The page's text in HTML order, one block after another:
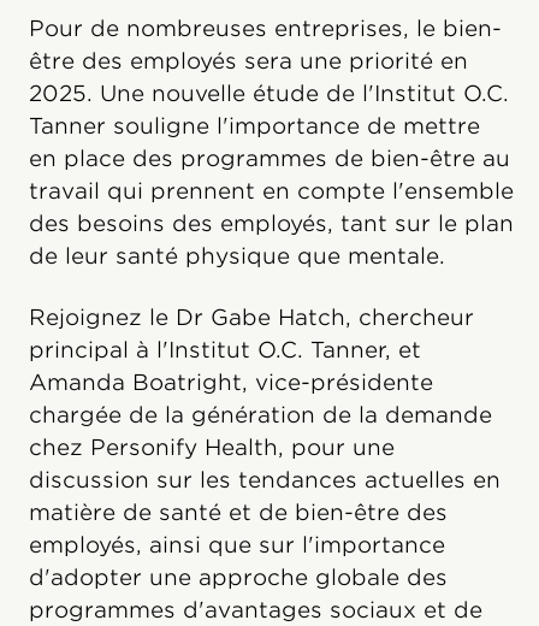
Pour de nombreuses entreprises, le bien-
être des employés sera une priorité en
2025. Une nouvelle étude de l'Institut O.C.
Tanner souligne l'importance de mettre
en place des programmes de bien-être au
travail qui prennent en compte l'ensemble
des besoins des employés, tant sur le plan
de leur santé physique que mentale.
Rejoignez le Dr Gabe Hatch, chercheur
principal à l'Institut O.C. Tanner, et
Amanda Boatright, vice-présidente
chargée de la génération de la demande
chez Personify Health, pour une
discussion sur les tendances actuelles en
matière de santé et de bien-être des
employés, ainsi que sur l'importance
d'adopter une approche globale des
programmes d'avantages sociaux et de